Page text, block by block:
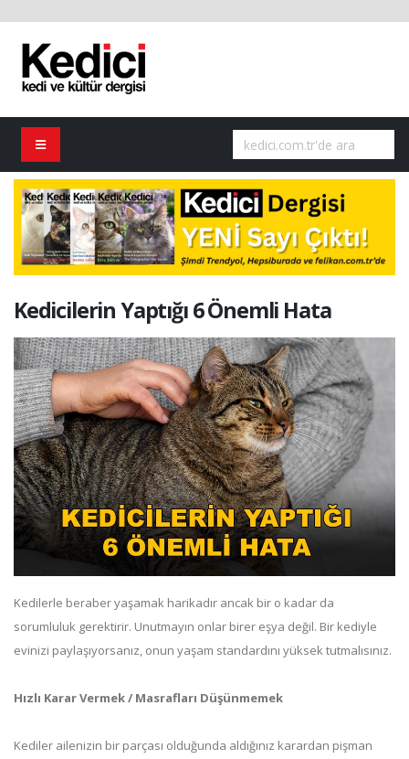
Kedicilerin Yaptığı 6 Önemli Hata
Kedilerle beraber yaşamak harikadır ancak bir o kadar da
sorumluluk gerektirir. Unutmayın onlar birer eşya değil. Bir kediyle
evinizi paylaşıyorsanız, onun yaşam standardını yüksek tutmalısınız.
Hızlı Karar Vermek / Masrafları Düşünmemek
Kediler ailenizin bir parçası olduğunda aldığınız karardan pişman